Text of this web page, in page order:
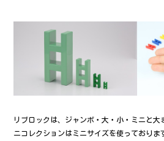
リブロックは、ジャンボ・大・小・ミニと大
ニコレクションはミニサイズを使っておりま